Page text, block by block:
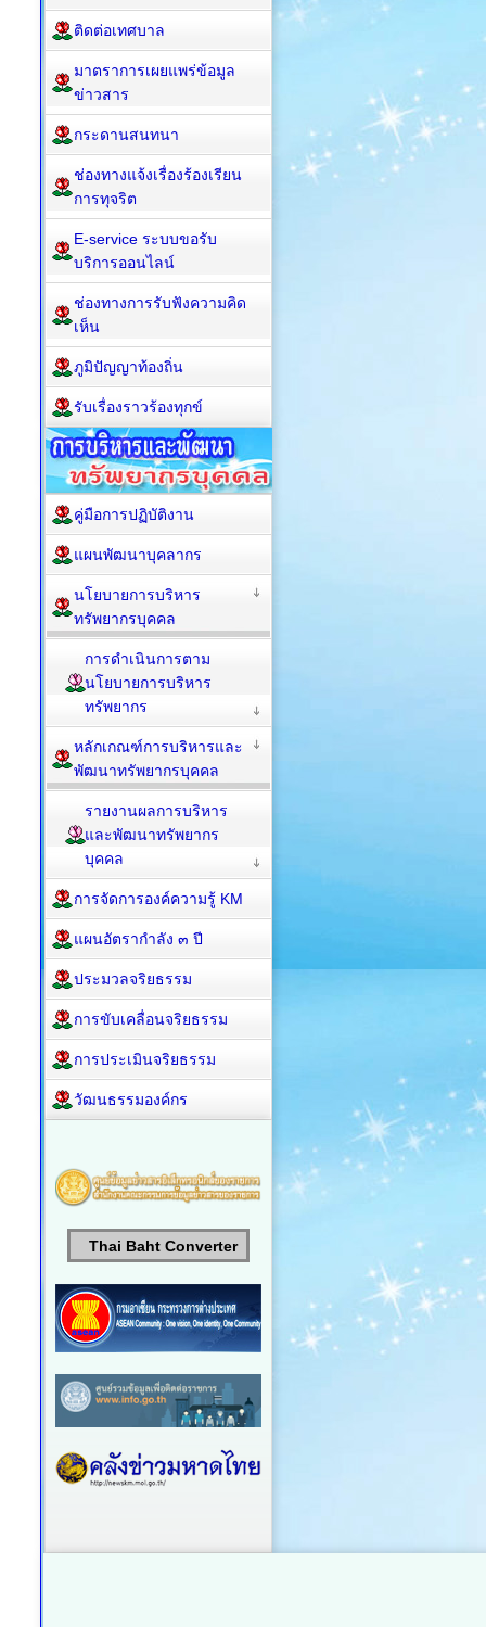
ติดต่อเทศบาล
มาตราการเผยแพร่ข้อมูล
ข่าวสาร
กระดานสนทนา
ช่องทางแจ้งเรื่องร้องเรียน
การทุจริต
E-service ระบบขอรับ
บริการออนไลน์
ช่องทางการรับฟังความคิด
เห็น
ภูมิปัญญาท้องถิ่น
รับเรื่องราวร้องทุกข์
คู่มือการปฏิบัติงาน
แผนพัฒนาบุคลากร
นโยบายการบริหาร
ทรัพยากรบุคคล
การดำเนินการตาม
นโยบายการบริหาร
ทรัพยากร
หลักเกณฑ์การบริหารและ
พัฒนาทรัพยากรบุคคล
รายงานผลการบริหาร
และพัฒนาทรัพยากร
บุคคล
การจัดการองค์ความรู้ KM
แผนอัตรากำลัง ๓ ปี
ประมวลจริยธรรม
การขับเคลื่อนจริยธรรม
การประเมินจริยธรรม
วัฒนธรรมองค์กร
Thai Baht Converter